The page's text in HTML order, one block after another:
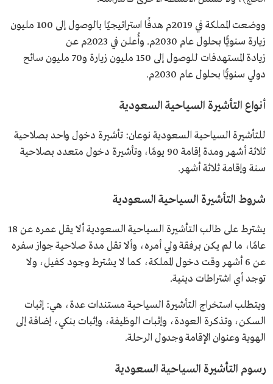
ووضعت المملكة في 2019م هدفًا استراتيجيًا بالوصول إلى 100 مليون
زيارة سنويًّا بحلول عام 2030م. وأُعلن في 2023م عن
زيادة المستهدفات للوصول إلى 150 مليون زيارة و70 مليون سائح
دولي سنويًّا بحلول عام 2030م.
أنواع التأشيرة السياحية السعودية
للتأشيرة السياحية السعودية نوعان: تأشيرة دخول واحد بصلاحية
ثلاثة أشهر ومدة إقامة 90 يومًا، وتأشيرة دخول متعدد بصلاحية
سنة وإقامة ثلاثة أشهر.
شروط التأشيرة السياحية السعودية
يشترط على طالب التأشيرة السياحية السعودية ألا يقل عمره عن 18
عامًا، ما لم يكن برفقة ولي أمره، وألا تقل مدة صلاحية جواز سفره
عن 6 أشهر وقت دخول المملكة، كما لا يشترط وجود كفيل، ولا
توجد أي اشتراطات دينية.
ويتطلب استخراج التأشيرة السياحية مستندات عدة، هي: إثبات
السكن، وتذكرة العودة، وإثبات الوظيفة، وإثبات بنكي، إضافة إلى
الهوية وعنوان الإقامة وجدول الرحلة.
رسوم التأشيرة السياحية السعودية